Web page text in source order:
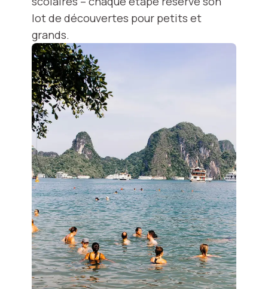
lot de découvertes pour petits et
grands.